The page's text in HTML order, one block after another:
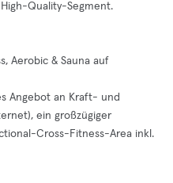
Quality-Segment.
Aerobic & Sauna auf
Angebot an Kraft- und
ein großzügiger
Cross-Fitness-Area inkl.